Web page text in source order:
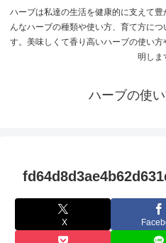
ハーブは私達の生活を健康的に支えて
んなハーブの種類や使い方、育て方に
す。美味しくて香り高いハーブの使い
明しま
ハーブの使
X